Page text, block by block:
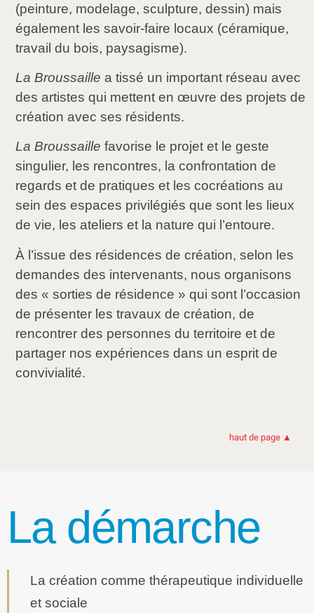
(peinture, modelage, sculpture, dessin) mais
également les savoir-faire locaux (céramique,
travail du bois, paysagisme).
La Broussaille a tissé un important réseau avec
des artistes qui mettent en œuvre des projets de
création avec ses résidents.
La Broussaille favorise le projet et le geste
singulier, les rencontres, la confrontation de
regards et de pratiques et les cocréations au
sein des espaces privilégiés que sont les lieux
de vie, les ateliers et la nature qui l’entoure.
À l’issue des résidences de création, selon les
demandes des intervenants, nous organisons
des « sorties de résidence » qui sont l’occasion
de présenter les travaux de création, de
rencontrer des personnes du territoire et de
partager nos expériences dans un esprit de
convivialité.
haut de page ▲
La démarche
La création comme thérapeutique individuelle
et sociale